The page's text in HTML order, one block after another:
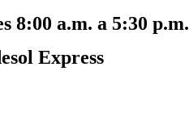
8:00 a.m. a 5:30
Express